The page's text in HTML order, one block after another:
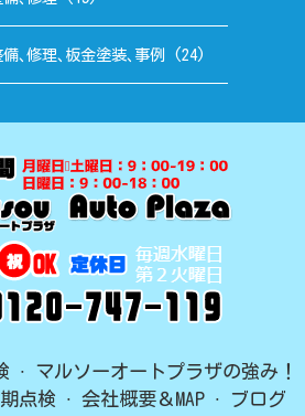
､修理､板金塗装､事例 (24)
マルソーオートプラザの強み！
点検 会社概要＆MAP
ブログ